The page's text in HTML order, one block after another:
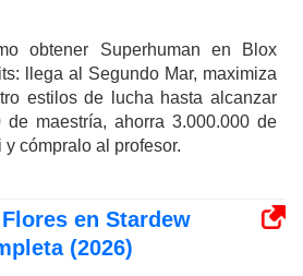
obtener Superhuman en Blox
llega al Segundo Mar, maximiza
estilos de lucha hasta alcanzar
de maestría, ahorra 3.000.000 de
y cómpralo al profesor.
en Stardew
(2026)